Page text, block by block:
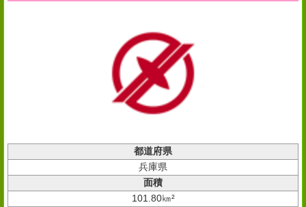
都道府県
兵庫県
面積
101.80㎞²